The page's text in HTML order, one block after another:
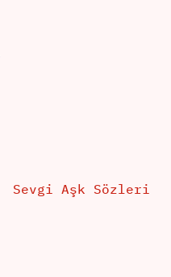
Sevgi Aşk Sözleri